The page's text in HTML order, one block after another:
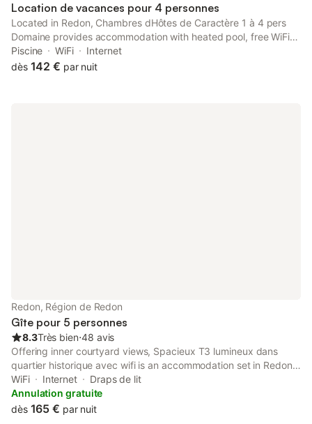
Location de vacances pour 4 personnes
Located in Redon, Chambres dHôtes de Caractère 1 à 4 pers
Domaine provides accommodation with heated pool, free WiFi
and free private parking for guests who drive.
Piscine WiFi
Internet
dès 142 € par nuit
Redon, Région de Redon
Gîte pour 5 personnes
8.3Très bien⋅48 avis
Offering inner courtyard views, Spacieux T3 lumineux dans
quartier historique avec wifi is an accommodation set in Redon,
24 km from La Bretesche Golf Course and 45 km from Savenay
Golf Course.
WiFi Internet
Draps de lit
Annulation gratuite
dès 165 € par nuit